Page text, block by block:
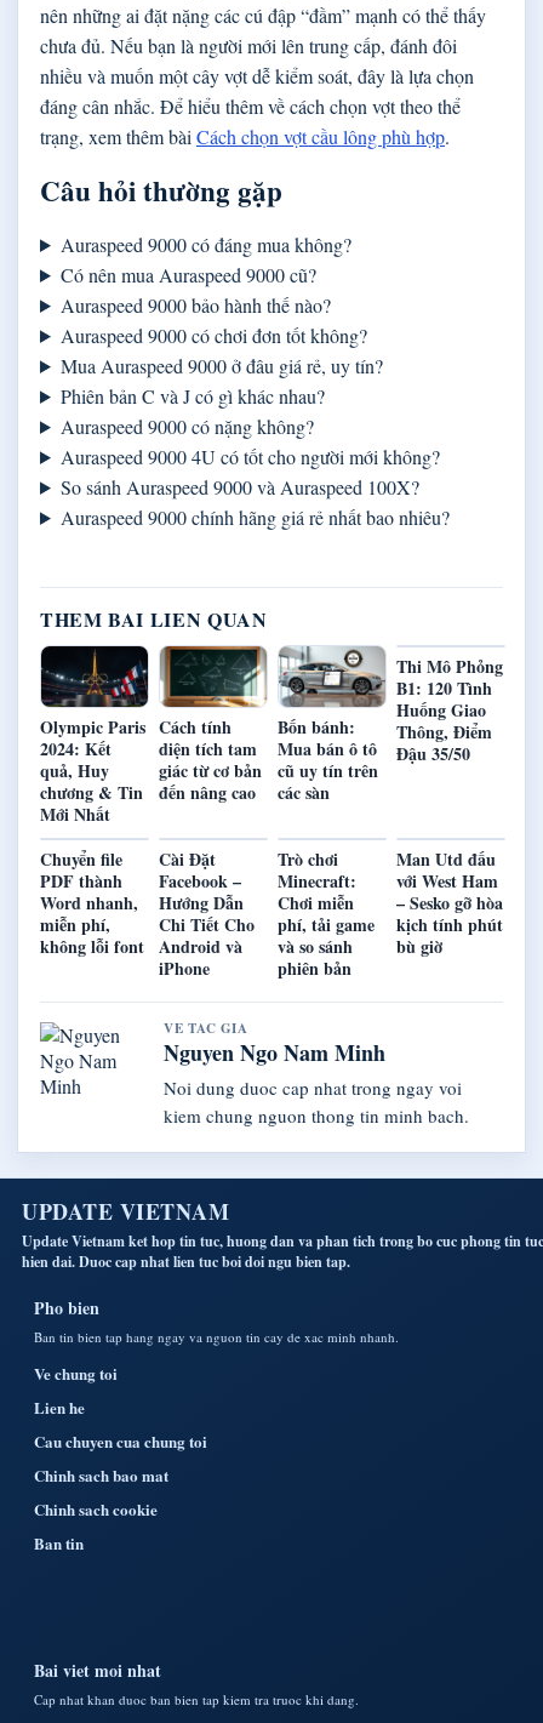
nên những ai đặt nặng các cú đập “đầm” mạnh có thể thấy
chưa đủ. Nếu bạn là người mới lên trung cấp, đánh đôi
nhiều và muốn một cây vợt dễ kiểm soát, đây là lựa chọn
đáng cân nhắc. Để hiểu thêm về cách chọn vợt theo thể
trạng, xem thêm bài Cách chọn vợt cầu lông phù hợp.
Câu hỏi thường gặp
Auraspeed 9000 có đáng mua không?
Có nên mua Auraspeed 9000 cũ?
Auraspeed 9000 bảo hành thế nào?
Auraspeed 9000 có chơi đơn tốt không?
Mua Auraspeed 9000 ở đâu giá rẻ, uy tín?
Phiên bản C và J có gì khác nhau?
Auraspeed 9000 có nặng không?
Auraspeed 9000 4U có tốt cho người mới không?
So sánh Auraspeed 9000 và Auraspeed 100X?
Auraspeed 9000 chính hãng giá rẻ nhất bao nhiêu?
THEM BAI LIEN QUAN
Olympic Paris
2024: Kết
quả, Huy
chương & Tin
Mới Nhất
Cách tính
diện tích tam
giác từ cơ bản
đến nâng cao
Bốn bánh:
Mua bán ô tô
cũ uy tín trên
các sàn
Thi Mô Phỏng
B1: 120 Tình
Huống Giao
Thông, Điểm
Đậu 35/50
Chuyển file
PDF thành
Word nhanh,
miễn phí,
không lỗi font
Cài Đặt
Facebook –
Hướng Dẫn
Chi Tiết Cho
Android và
iPhone
Trò chơi
Minecraft:
Chơi miễn
phí, tải game
và so sánh
phiên bản
Man Utd đấu
với West Ham
– Sesko gỡ hòa
kịch tính phút
bù giờ
VE TAC GIA
Nguyen Ngo Nam Minh
Noi dung duoc cap nhat trong ngay voi
kiem chung nguon thong tin minh bach.
UPDATE VIETNAM
Update Vietnam ket hop tin tuc, huong dan va phan tich trong bo cuc phong tin tuc
hien dai. Duoc cap nhat lien tuc boi doi ngu bien tap.
Pho bien
Ban tin bien tap hang ngay va nguon tin cay de xac minh nhanh.
Ve chung toi
Lien he
Cau chuyen cua chung toi
Chinh sach bao mat
Chinh sach cookie
Ban tin
Bai viet moi nhat
Cap nhat khan duoc ban bien tap kiem tra truoc khi dang.